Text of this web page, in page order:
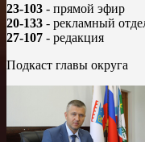
23-103 - прямой эфир
20-133 - рекламный
27-107 - редакция
Подкаст главы округа